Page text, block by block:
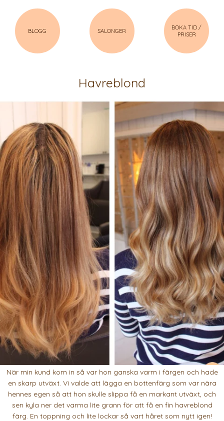
BLOGG SALONGER
BOKA TID /
PRISER
Havreblond
När min kund kom in så var hon ganska varm i färgen och hade
en skarp utväxt. Vi valde att lägga en bottenfärg som var nära
hennes egen så att hon skulle slippa få en markant utväxt, och
sen kyla ner det varma lite grann för att få en fin havreblond
färg. En toppning och lite lockar så vart håret som nytt igen!